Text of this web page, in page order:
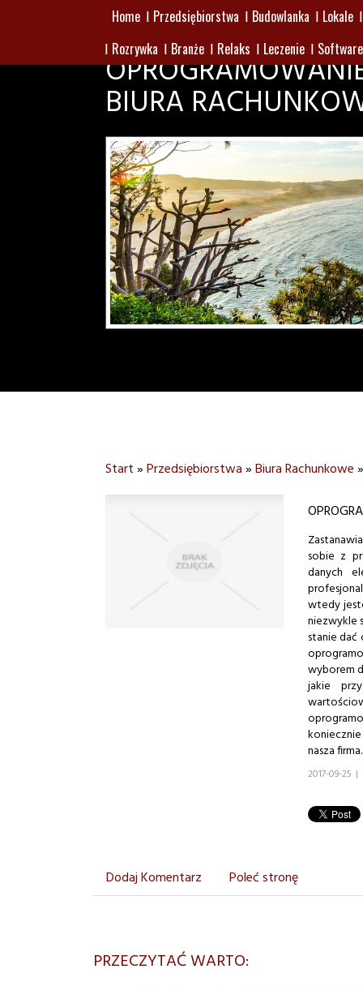
Home Przedsiębiorstwa Budowlanka
Lokale
Rozrywka
Branże Relaks Leczenie Software
BIURA
Start»Przedsiębiorstwa»Biura Rachunkowe
sobie z
danych
wtedy
niezwykle
stanie
wyborem
jakie
nasza firma.
2017-09-25 |
Dodaj Komentarz Poleć stronę
PRZECZYTAĆ WARTO: